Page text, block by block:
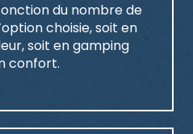
du nombre de
choisie, soit en
soit en gamping
confort.